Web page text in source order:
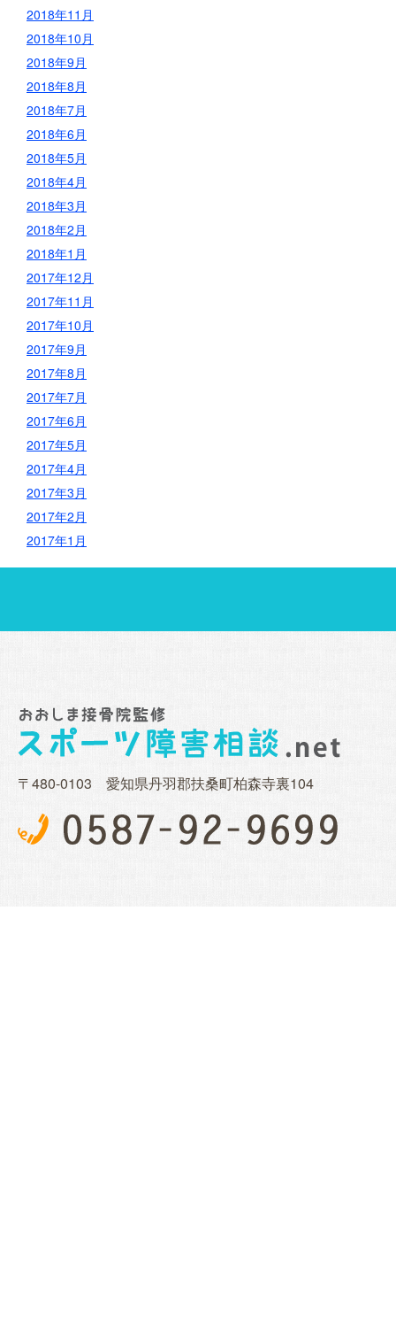
2018年11月
2018年10月
2018年9月
2018年8月
2018年7月
2018年6月
2018年5月
2018年4月
2018年3月
2018年2月
2018年1月
2017年12月
2017年11月
2017年10月
2017年9月
2017年8月
2017年7月
2017年6月
2017年5月
2017年4月
2017年3月
2017年2月
2017年1月
〒480-0103 愛知県丹羽郡扶桑町柏森寺裏104